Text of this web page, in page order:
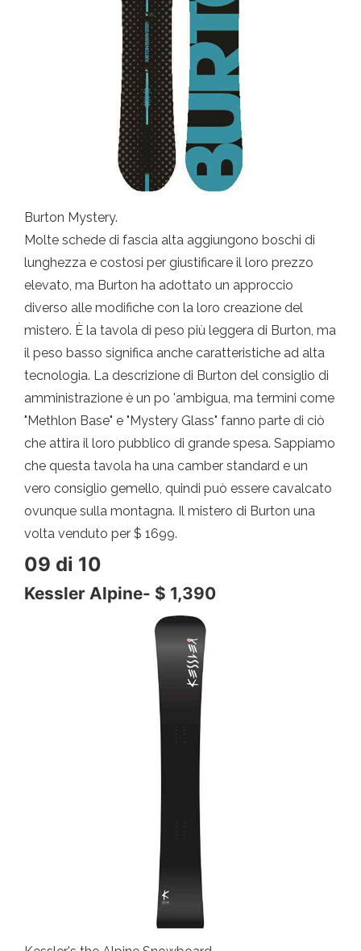
Burton Mystery.
Molte schede di fascia alta aggiungono boschi di
lunghezza e costosi per giustificare il loro prezzo
elevato, ma Burton ha adottato un approccio
diverso alle modifiche con la loro creazione del
mistero. È la tavola di peso più leggera di Burton, ma
il peso basso significa anche caratteristiche ad alta
tecnologia. La descrizione di Burton del consiglio di
amministrazione è un po 'ambigua, ma termini come
"Methlon Base" e "Mystery Glass" fanno parte di ciò
che attira il loro pubblico di grande spesa. Sappiamo
che questa tavola ha una camber standard e un
vero consiglio gemello, quindi può essere cavalcato
ovunque sulla montagna. Il mistero di Burton una
volta venduto per $ 1699.
09 di 10
Kessler Alpine- $ 1,390